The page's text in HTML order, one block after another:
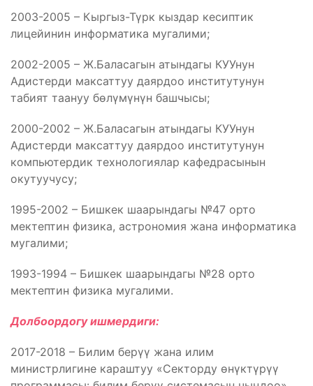
2003-2005 – Кыргыз-Түрк кыздар кесиптик
лицейинин информатика мугалими;
2002-2005 – Ж.Баласагын атындагы КУУнун
Адистерди максаттуу даярдоо институтунун
табият таануу бөлүмүнүн башчысы;
2000-2002 – Ж.Баласагын атындагы КУУнун
Адистерди максаттуу даярдоо институтунун
компьютердик технологиялар кафедрасынын
окутуучусу;
1995-2002 – Бишкек шаарындагы №47 орто
мектептин физика, астрономия жана информатика
мугалими;
1993-1994 – Бишкек шаарындагы №28 орто
мектептин физика мугалими.
Долбоордогу ишмердиги:
2017-2018 – Билим берүү жана илим
министрлигине караштуу «Секторду өнүктүрүү